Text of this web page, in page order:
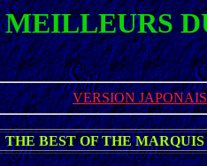
VERSION
THE BEST OF THE